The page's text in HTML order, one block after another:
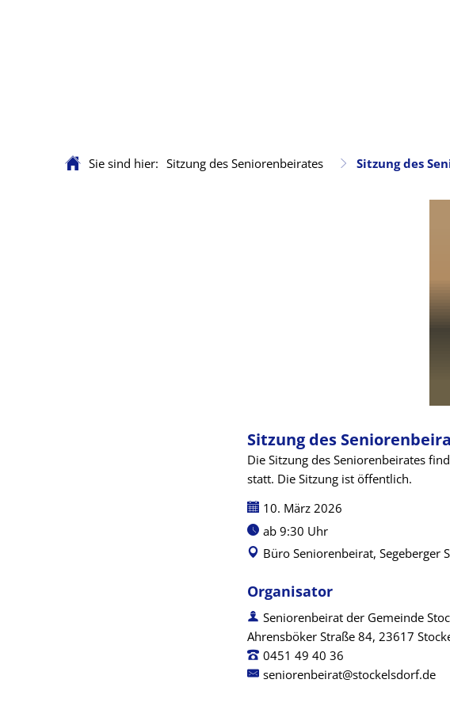
Sie sind hier: Sitzung des Seniorenbeirates Sitzung des
Sitzung des
Die Sitzung des Seniorenbeirates
statt. Die Sitzung ist öffentlich.
Datum:
10. März 2026
Uhrzeit:
ab 9:30 Uhr
Büro Seniorenbeirat, Segeberger
Organisator
Seniorenbeirat der Gemeinde
Ahrensböker Straße 84, 23617
0451 49 40 36
seniorenbeirat@stockelsdorf.de